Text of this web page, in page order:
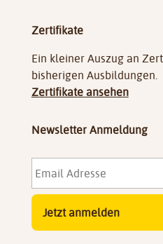
Zertifikate
Ein kleiner Auszug an
bisherigen Ausbildungen.
Zertifikate ansehen
Newsletter Anmeldung
Email
Adresse *